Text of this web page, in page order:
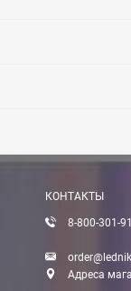
Оплата при
Вы можете
Вы можете
Доставка:
КОНТАКТЫ
8-800-301-
Адреса